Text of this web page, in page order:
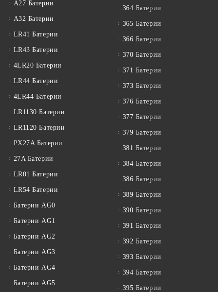
A27 Батерии
A32 Батерии
LR41 Батерии
LR43 Батерии
4LR20 Батерии
LR44 Батерии
4LR44 Батерии
LR1130 Батерии
LR1120 Батерии
PX27A Батерии
27A Батерии
LR01 Батерии
LR54 Батерии
Батерии AG0
Батерии AG1
Батерии AG2
Батерии AG3
Батерии AG4
Батерии AG5
364 Батерии
365 Батерии
366 Батерии
370 Батерии
371 Батерии
373 Батерии
376 Батерии
377 Батерии
379 Батерии
381 Батерии
384 Батерии
386 Батерии
389 Батерии
390 Батерии
391 Батерии
392 Батерии
393 Батерии
394 Батерии
395 Батерии